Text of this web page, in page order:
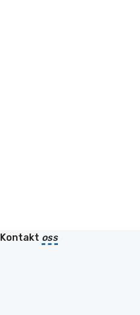
Kontakt oss